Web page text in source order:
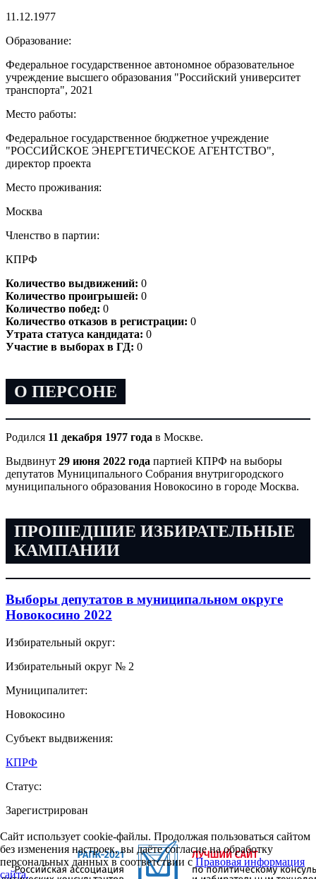
11.12.1977
Образование:
Федеральное государственное автономное образовательное
учреждение высшего образования "Российский университет
транспорта", 2021
Место работы:
Федеральное государственное бюджетное учреждение
"РОССИЙСКОЕ ЭНЕРГЕТИЧЕСКОЕ АГЕНТСТВО",
директор проекта
Место проживания:
Москва
Членство в партии:
КПРФ
Количество выдвижений: 0
Количество проигрышей: 0
Количество побед: 0
Количество отказов в регистрации: 0
Утрата статуса кандидата: 0
Участие в выборах в ГД: 0
О ПЕРСОНЕ
Родился 11 декабря 1977 года в Москве.
Выдвинут 29 июня 2022 года партией КПРФ на выборы
депутатов Муниципального Собрания внутригородского
муниципального образования Новокосино в городе Москва.
ПРОШЕДШИЕ ИЗБИРАТЕЛЬНЫЕ
КАМПАНИИ
Выборы депутатов в муниципальном округе
Новокосино 2022
Избирательный округ:
Избирательный округ № 2
Муниципалитет:
Новокосино
Субъект выдвижения:
КПРФ
Статус:
Зарегистрирован
Сайт использует cookie-файлы. Продолжая пользоваться сайтом
без изменения настроек, вы даёте согласие на обработку
персональных данных в соответствии сПравовая информация
сайта.